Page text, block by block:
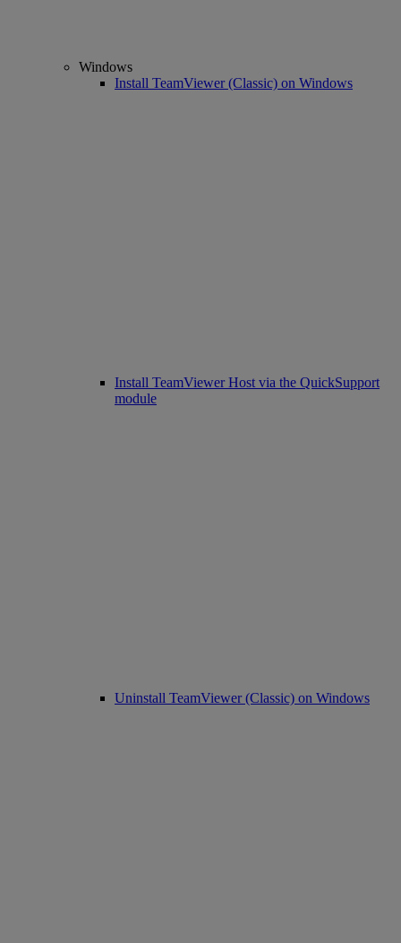
Windows
Install TeamViewer (Classic) on Windows
Install TeamViewer Host via the QuickSupport
module
Uninstall TeamViewer (Classic) on Windows